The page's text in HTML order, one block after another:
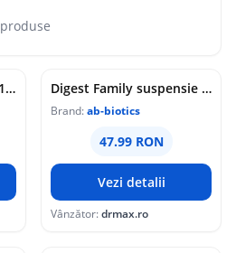
produse
Alerfree picaturi orale, 10ml, Ab-Biotics Digest Family suspensie orala, 7 flacoane x 10ml, Ab-Biotics
Brand:ab-biotics
47.99 RON
Vezi detalii
Vânzător:drmax.ro